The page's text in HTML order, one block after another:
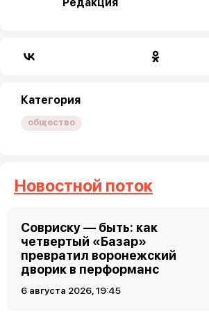
Категория
общество
Новостной поток
Совриску — быть: как
четвертый «Базар»
превратил воронежский
дворик в перформанс
6 августа 2026, 19:45